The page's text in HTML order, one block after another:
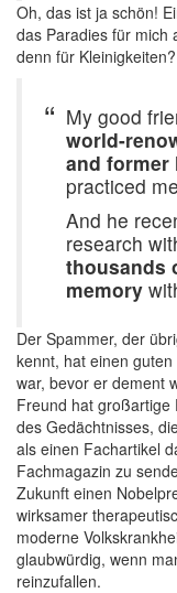
Oh, das ist ja schön!
das Paradies für mich
denn für Kleinigkeiten?
My good
world-
and former
practiced
And he
research
thousands
memory
Der Spammer, der
kennt, hat einen
war, bevor er dement
Freund hat großartige
des Gedächtnisses,
als einen Fachartikel
Fachmagazin zu
Zukunft einen
wirksamer
moderne
glaubwürdig, wenn
reinzufallen.